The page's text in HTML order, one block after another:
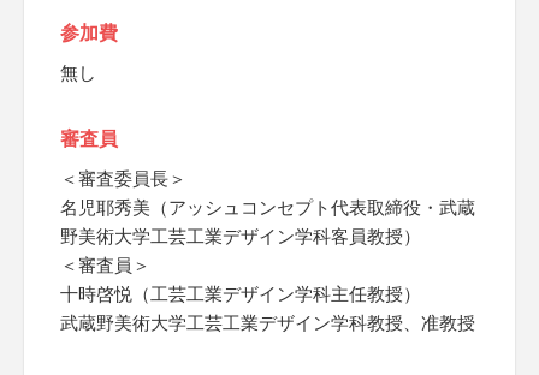
参加費
無し
審査員
＜審査委員長＞
名児耶秀美（アッシュコンセプト代表取締役・武蔵
野美術大学工芸工業デザイン学科客員教授）
＜審査員＞
十時啓悦（工芸工業デザイン学科主任教授）
武蔵野美術大学工芸工業デザイン学科教授、准教授